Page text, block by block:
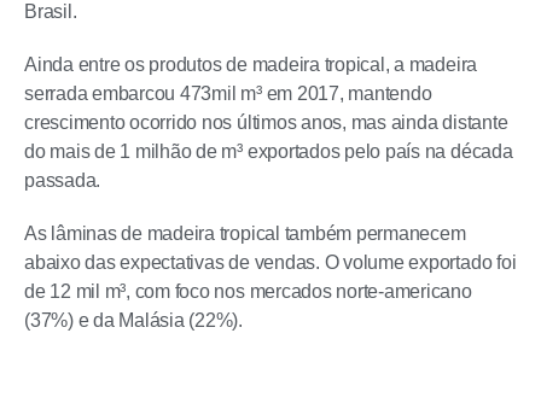
Brasil.
Ainda entre os produtos de madeira tropical, a madeira
serrada embarcou 473mil m³ em 2017, mantendo
crescimento ocorrido nos últimos anos, mas ainda distante
do mais de 1 milhão de m³ exportados pelo país na década
passada.
As lâminas de madeira tropical também permanecem
abaixo das expectativas de vendas. O volume exportado foi
de 12 mil m³, com foco nos mercados norte-americano
(37%) e da Malásia (22%).